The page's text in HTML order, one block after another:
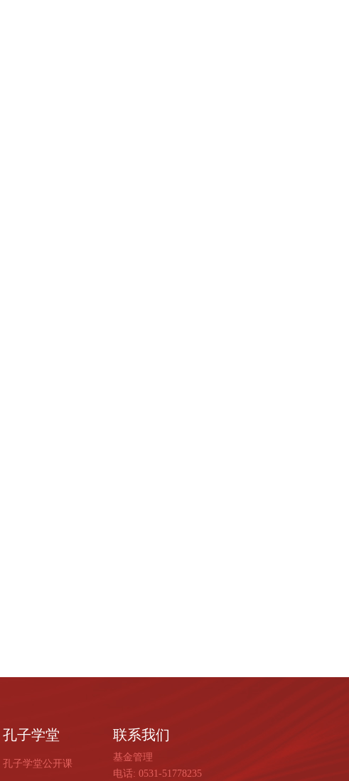
孔子学堂
孔子学堂公开课
联系我们
基金管理
电话: 0531-51778235